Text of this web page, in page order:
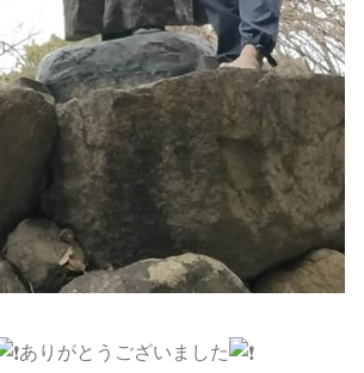
ありがとうございました